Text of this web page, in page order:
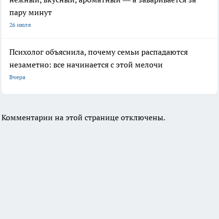
пару минут
26 июля
Психолог объяснила, почему семьи распадаются
незаметно: все начинается с этой мелочи
Вчера
Комментарии на этой странице отключены.